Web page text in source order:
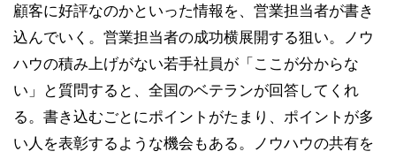
顧客に好評なのかといった情報を、営業担当者が書き
込んでいく。営業担当者の成功横展開する狙い。ノウ
ハウの積み上げがない若手社員が「ここが分からな
い」と質問すると、全国のベテランが回答してくれ
る。書き込むごとにポイントがたまり、ポイントが多
い人を表彰するような機会もある。ノウハウの共有を